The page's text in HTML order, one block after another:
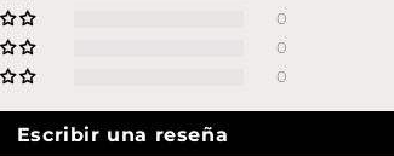
0
0
0
Escribir una reseña